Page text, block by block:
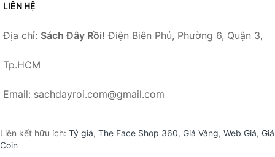
LIÊN HỆ
Địa chỉ: Sách Đây Rồi! Điện Biên Phủ, Phường 6, Quận 3,
Tp.HCM
Email: sachdayroi.com@gmail.com
Liên kết hữu ích: Tỷ giá, The Face Shop 360, Giá Vàng, Web Giá, Giá
Coin